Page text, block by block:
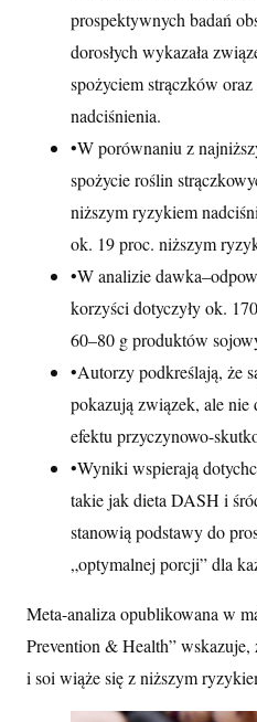
prospektywnych badań
dorosłych wykazała
spożyciem strączków
nadciśnienia.
•W porównaniu z
spożycie roślin
niższym ryzykiem
ok. 19 proc. niższym
•W analizie
korzyści dotyczyły ok.
60–80 g produktów
•Autorzy podkreślają, że
pokazują związek, ale nie
efektu przyczynowo-
•Wyniki wspierają
takie jak dieta DASH i
stanowią podstawy do
„optymalnej porcji” dla
Meta-analiza opublikowana w
Prevention & Health” wskazuje,
i soi wiąże się z niższym